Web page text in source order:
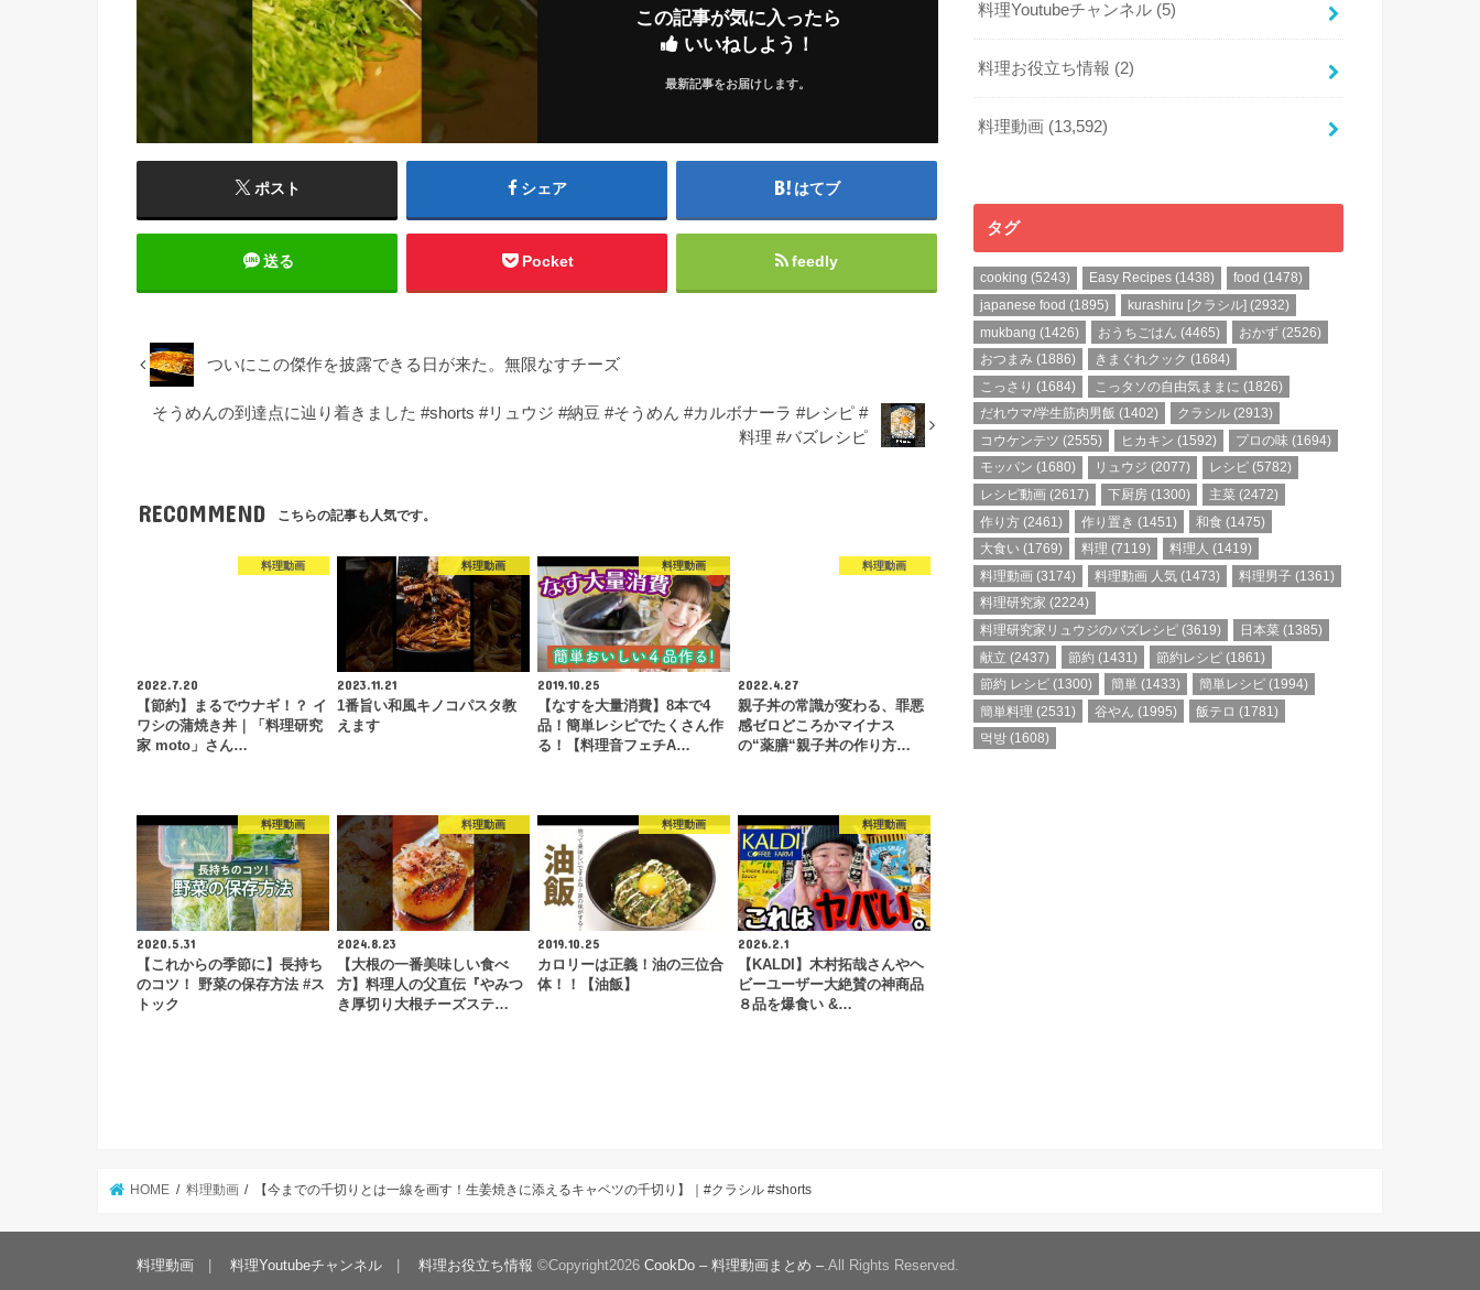
この記事が気に入ったら
いいねしよう！
最新記事をお届けします。
ポスト シェア はてブ
送る Pocket feedly
ついにこの傑作を披露できる日が来た。無限なすチーズ
そうめんの到達点に辿り着きました #shorts #リュウジ #納豆 #そうめん #カルボナーラ #レシピ #
料理 #バズレシピ
RECOMMEND こちらの記事も人気です。
料理動画
2022.7.20
【節約】まるでウナギ！？ イ
ワシの蒲焼き丼｜「料理研究
家 moto」さん…
料理動画
2023.11.21
1番旨い和風キノコパスタ教
えます
料理動画
2019.10.25
【なすを大量消費】8本で4
品！簡単レシピでたくさん作
る！【料理音フェチA…
料理動画
2022.4.27
親子丼の常識が変わる、罪悪
感ゼロどころかマイナス
の“薬膳“親子丼の作り方…
料理動画
2020.5.31
【これからの季節に】長持ち
のコツ！ 野菜の保存方法 #ス
トック
料理動画
2024.8.23
【大根の一番美味しい食べ
方】料理人の父直伝『やみつ
き厚切り大根チーズステ…
料理動画
2019.10.25
カロリーは正義！油の三位合
体！！【油飯】
料理動画
2026.2.1
【KALDI】木村拓哉さんやヘ
ビーユーザー大絶賛の神商品
８品を爆食い &…
料理Youtubeチャンネル (5)
料理お役立ち情報 (2)
料理動画 (13,592)
タグ
cooking (5243) Easy Recipes (1438) food (1478)
japanese food (1895) kurashiru [クラシル] (2932)
mukbang (1426) おうちごはん (4465) おかず (2526)
おつまみ (1886) きまぐれクック (1684)
こっさり (1684) こっタソの自由気ままに (1826)
だれウマ/学生筋肉男飯 (1402) クラシル (2913)
コウケンテツ (2555) ヒカキン (1592) プロの味 (1694)
モッパン (1680) リュウジ (2077) レシピ (5782)
レシピ動画 (2617) 下厨房 (1300) 主菜 (2472)
作り方 (2461) 作り置き (1451) 和食 (1475)
大食い (1769) 料理 (7119) 料理人 (1419)
料理動画 (3174) 料理動画 人気 (1473) 料理男子 (1361)
料理研究家 (2224)
料理研究家リュウジのバズレシピ (3619) 日本菜 (1385)
献立 (2437) 節約 (1431) 節約レシピ (1861)
節約 レシピ (1300) 簡単 (1433) 簡単レシピ (1994)
簡単料理 (2531) 谷やん (1995) 飯テロ (1781)
먹방 (1608)
HOME 料理動画 【今までの千切りとは一線を画す！生姜焼きに添えるキャベツの千切り】｜#クラシル #shorts
料理動画 料理Youtubeチャンネル 料理お役立ち情報 ©Copyright2026 CookDo – 料理動画まとめ –.All Rights Reserved.